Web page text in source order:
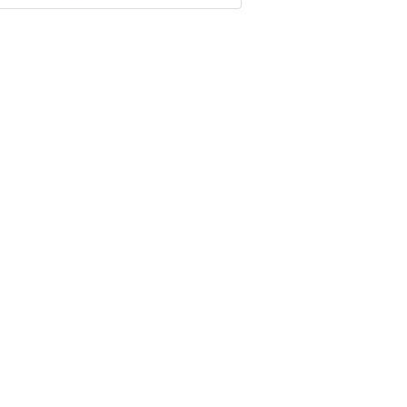
け日数は含まれません。